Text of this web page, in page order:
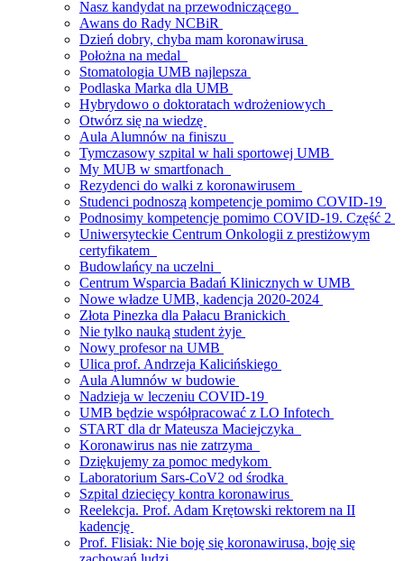
Nasz kandydat na przewodniczącego
Awans do Rady NCBiR
Dzień dobry, chyba mam koronawirusa
Położna na medal
Stomatologia UMB najlepsza
Podlaska Marka dla UMB
Hybrydowo o doktoratach wdrożeniowych
Otwórz się na wiedzę
Aula Alumnów na finiszu
Tymczasowy szpital w hali sportowej UMB
My MUB w smartfonach
Rezydenci do walki z koronawirusem
Studenci podnoszą kompetencje pomimo COVID-19
Podnosimy kompetencje pomimo COVID-19. Część 2
Uniwersyteckie Centrum Onkologii z prestiżowym
certyfikatem
Budowlańcy na uczelni
Centrum Wsparcia Badań Klinicznych w UMB
Nowe władze UMB, kadencja 2020-2024
Złota Pinezka dla Pałacu Branickich
Nie tylko nauką student żyje
Nowy profesor na UMB
Ulica prof. Andrzeja Kalicińskiego
Aula Alumnów w budowie
Nadzieja w leczeniu COVID-19
UMB będzie współpracować z LO Infotech
START dla dr Mateusza Maciejczyka
Koronawirus nas nie zatrzyma
Dziękujemy za pomoc medykom
Laboratorium Sars-CoV2 od środka
Szpital dziecięcy kontra koronawirus
Reelekcja. Prof. Adam Krętowski rektorem na II
kadencję
Prof. Flisiak: Nie boję się koronawirusa, boję się